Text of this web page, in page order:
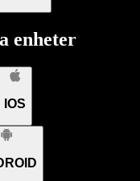
enheter
IOS